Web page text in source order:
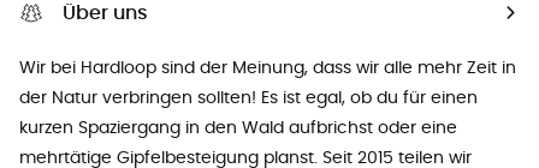
Über uns
Wir bei Hardloop sind der Meinung, dass wir alle mehr Zeit in
der Natur verbringen sollten! Es ist egal, ob du für einen
kurzen Spaziergang in den Wald aufbrichst oder eine
mehrtätige Gipfelbesteigung planst. Seit 2015 teilen wir